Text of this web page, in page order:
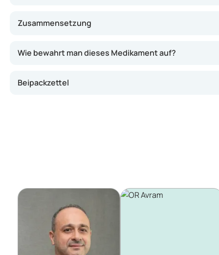
Zusammensetzung
Wie bewahrt man dieses Medikament auf?
Beipackzettel